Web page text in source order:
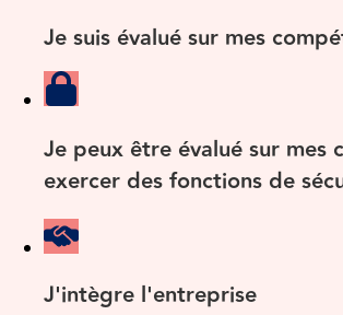
Je suis évalué sur mes
Je peux être évalué sur mes
exercer des fonctions de
J'intègre l'entreprise